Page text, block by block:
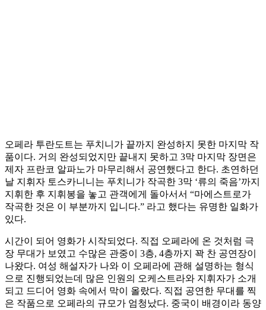
오페라 투란도트는 푸치니가 끝까지 완성하지 못한 마지막 작
품이다. 거의 완성되었지만 끝내지 못하고 3막 마지막 장면은
제자 프란코 알파노가 마무리해서 공연했다고 한다. 초연하던
날 지휘자 토스카니니는 푸치니가 작곡한 3막 ‘류의 죽음’까지
지휘한 후 지휘봉을 놓고 관객에게 돌아서서 “마에스트로가
작곡한 것은 이 부분까지 입니다.” 라고 했다는 유명한 일화가
있다.
시간이 되어 영화가 시작되었다. 직접 오페라에 온 것처럼 극
장 무대가 보였고 수많은 관중이 3층, 4층까지 꽉 찬 공연장이
나왔다. 여성 해설자가 나와 이 오페라에 관해 설명하는 형식
으로 진행되었는데 많은 인원의 오케스트라와 지휘자가 소개
되고 드디어 영화 속에서 막이 올랐다. 직접 공연한 무대를 찍
은 작품으로 오페라의 규모가 엄청났다. 중국이 배경이라 동양